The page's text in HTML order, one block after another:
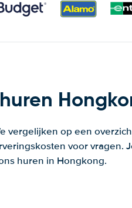
vergelijken op een
voor vragen.
huren in Hongkong.